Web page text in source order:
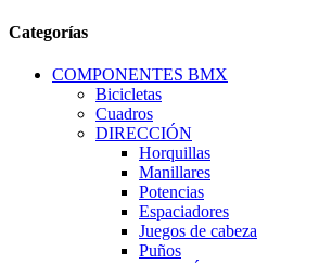
Categorías
COMPONENTES BMX
Bicicletas
Cuadros
DIRECCIÓN
Horquillas
Manillares
Potencias
Espaciadores
Juegos de cabeza
Puños